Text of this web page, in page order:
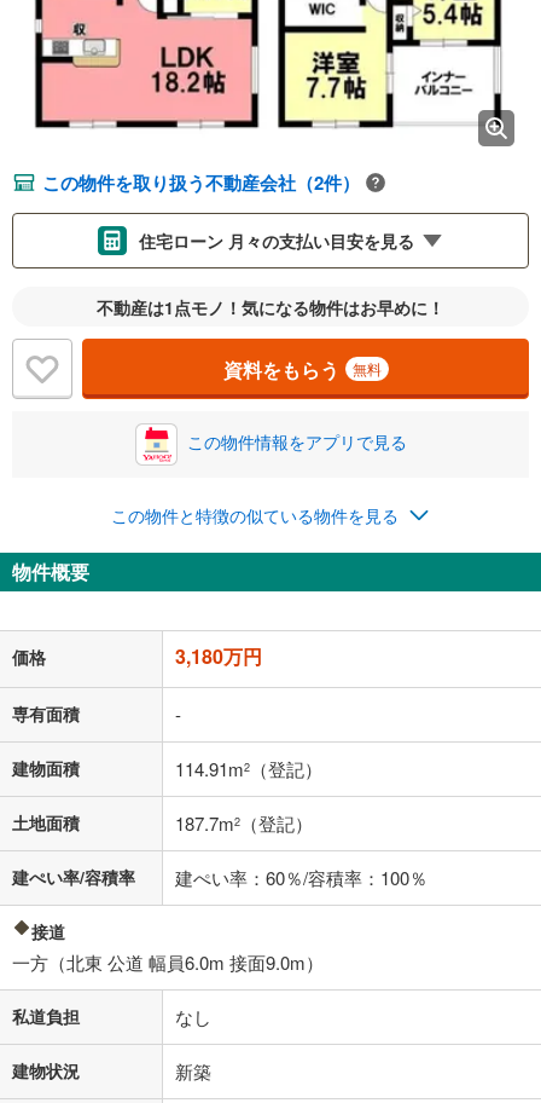
この物件を取り扱う不動産会社（2件）
住宅ローン 月々の支払い目安を見る
金利 ％
0.01%
一般的には最長35年まで借り入れ可能です。多くの金融機関
閉じる
頭金 万円
自己資金から住宅購入にかけられる金額を入力してくださ
い。一般的には物件価格の2割までが目安です。
閉じる
ボーナス
万円
0円 3,180万円
年2回払いを想定しています。毎月の返済額に加えて、ボー
ナス時の増額分（1回分）を入力してください。
ボーナス払いの限度額は金融機関によって異なります。
閉じる
月々の返済額 82,548
不動産は1点モノ！気になる物件はお早めに！
資料をもらう 無料
この物件情報をアプリで見る
この物件と特徴の似ている物件を見る
物件概要
価格 3,180万円
専有面積 -
建物面積 114.91m2 （登記）
土地面積 187.7m2 （登記）
建ぺい率/容積率 建ぺい率：60％/容積率：100％
接道
一方（北東 公道 幅員6.0m 接面9.0m）
私道負担 なし
建物状況 新築